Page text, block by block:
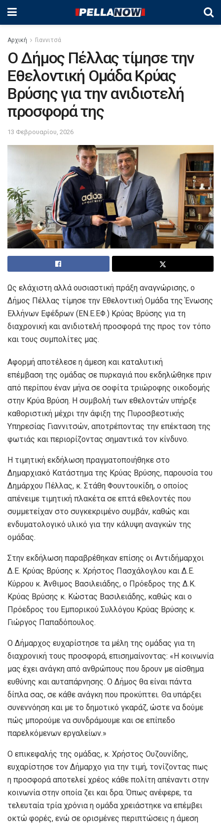
Αρχική Γιαννιτσά
Ο Δήμος Πέλλας τίμησε την
Εθελοντική Ομάδα Κρύας
Βρύσης για την ανιδιοτελή
προσφορά της
13 Φεβρουαρίου, 2026
Ως ελάχιστη αλλά ουσιαστική πράξη αναγνώρισης, ο
Δήμος Πέλλας τίμησε την Εθελοντική Ομάδα της Ένωσης
Ελλήνων Εφέδρων (ΕΝ.Ε.ΕΦ.) Κρύας Βρύσης για τη
διαχρονική και ανιδιοτελή προσφορά της προς τον τόπο
και τους συμπολίτες μας.
Αφορμή αποτέλεσε η άμεση και καταλυτική
επέμβαση της ομάδας σε πυρκαγιά που εκδηλώθηκε πριν
από περίπου έναν μήνα σε σοφίτα τριώροφης οικοδομής
στην Κρύα Βρύση. Η συμβολή των εθελοντών υπήρξε
καθοριστική μέχρι την άφιξη της Πυροσβεστικής
Υπηρεσίας Γιαννιτσών, αποτρέποντας την επέκταση της
φωτιάς και περιορίζοντας σημαντικά τον κίνδυνο.
Η τιμητική εκδήλωση πραγματοποιήθηκε στο
Δημαρχιακό Κατάστημα της Κρύας Βρύσης, παρουσία του
Δημάρχου Πέλλας, κ. Στάθη Φουντουκίδη, ο οποίος
απένειμε τιμητική πλακέτα σε επτά εθελοντές που
συμμετείχαν στο συγκεκριμένο συμβάν, καθώς και
ενδυματολογικό υλικό για την κάλυψη αναγκών της
ομάδας.
Στην εκδήλωση παραβρέθηκαν επίσης οι Αντιδήμαρχοι
Δ.Ε. Κρύας Βρύσης κ. Χρήστος Πασχάλογλου και Δ.Ε.
Κύρρου κ. Άνθιμος Βασιλειάδης, ο Πρόεδρος της Δ.Κ.
Κρύας Βρύσης κ. Κώστας Βασιλειάδης, καθώς και ο
Πρόεδρος του Εμπορικού Συλλόγου Κρύας Βρύσης κ.
Γιώργος Παπαδόπουλος.
Ο Δήμαρχος ευχαρίστησε τα μέλη της ομάδας για τη
διαχρονική τους προσφορά, επισημαίνοντας: «Η κοινωνία
μας έχει ανάγκη από ανθρώπους που δρουν με αίσθημα
ευθύνης και αυταπάρνησης. Ο Δήμος θα είναι πάντα
δίπλα σας, σε κάθε ανάγκη που προκύπτει. Θα υπάρξει
συνεννόηση και με το δημοτικό γκαράζ, ώστε να δούμε
πώς μπορούμε να συνδράμουμε και σε επίπεδο
παρελκόμενων εργαλείων.»
Ο επικεφαλής της ομάδας, κ. Χρήστος Ουζουνίδης,
ευχαρίστησε τον Δήμαρχο για την τιμή, τονίζοντας πως
η προσφορά αποτελεί χρέος κάθε πολίτη απέναντι στην
κοινωνία στην οποία ζει και δρα. Όπως ανέφερε, τα
τελευταία τρία χρόνια η ομάδα χρειάστηκε να επέμβει
οκτώ φορές, ενώ σε ορισμένες περιπτώσεις η άμεση